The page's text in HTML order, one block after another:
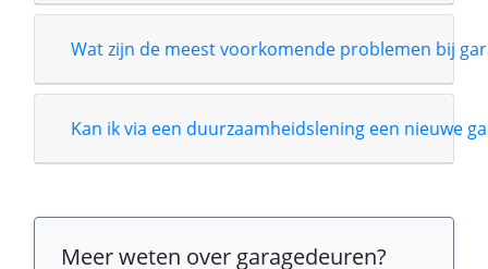
Wat zijn de meest voorkomende problemen bij
Kan ik via een duurzaamheidslening een nieuwe
Meer weten over garagedeuren?